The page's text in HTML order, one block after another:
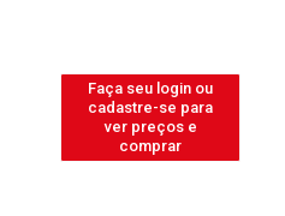
Faça seu login ou
cadastre-se para
ver preços e
comprar